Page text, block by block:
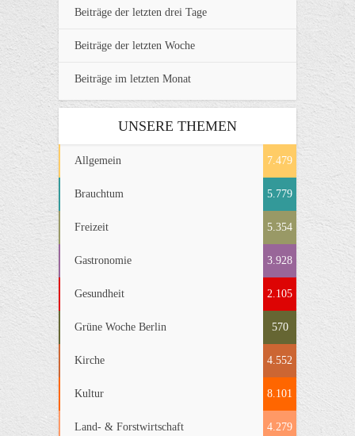
Beiträge der letzten drei Tage
Beiträge der letzten Woche
Beiträge im letzten Monat
UNSERE THEMEN
Allgemein 7.479
Brauchtum 5.779
Freizeit 5.354
Gastronomie 3.928
Gesundheit 2.105
Grüne Woche Berlin 570
Kirche 4.552
Kultur 8.101
Land- & Forstwirtschaft 4.279